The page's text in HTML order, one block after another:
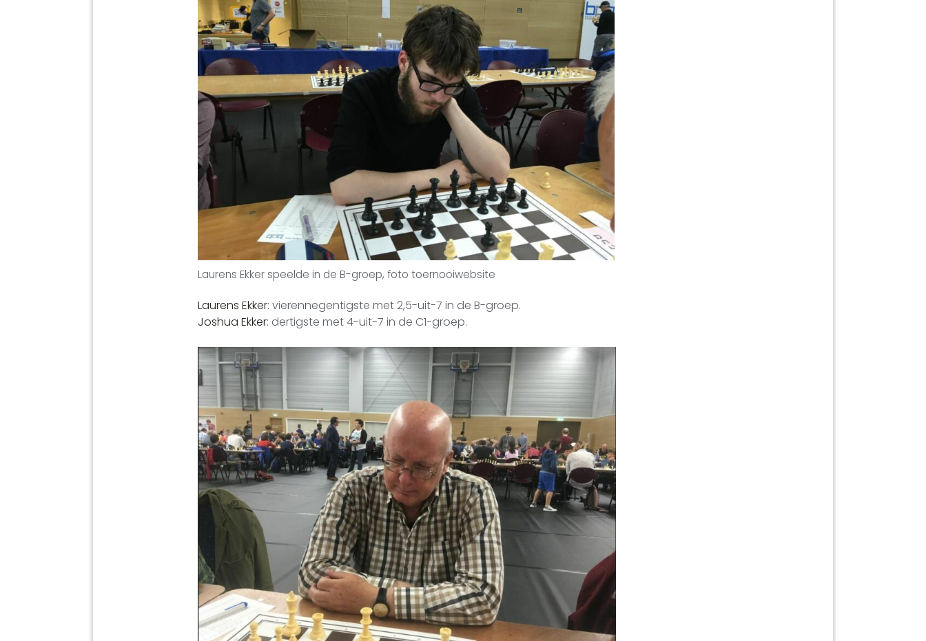
Laurens Ekker speelde in de B-groep, foto toernooiwebsite
Laurens Ekker: vierennegentigste met 2,5-uit-7 in de B-groep.
Joshua Ekker: dertigste met 4-uit-7 in de C1-groep.